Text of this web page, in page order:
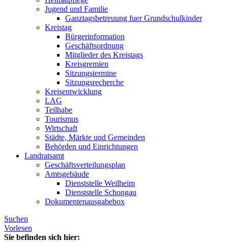
Jugend und Familie
Ganztagsbetreuung fuer Grundschulkinder
Kreistag
Bürgerinformation
Geschäftsordnung
Mitglieder des Kreistags
Kreisgremien
Sitzungstermine
Sitzungsrecherche
Kreisentwicklung
LAG
Teilhabe
Tourismus
Wirtschaft
Städte, Märkte und Gemeinden
Behörden und Einrichtungen
Landratsamt
Geschäftsverteilungsplan
Amtsgebäude
Dienststelle Weilheim
Dienststelle Schongau
Dokumentenausgabebox
Suchen
Vorlesen
Sie befinden sich hier: